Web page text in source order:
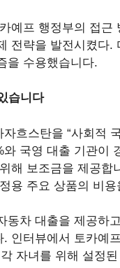
예프 행정부의 접
전략을 발전시켰다
을 수용했습니다.
습니다
흐스탄을 “사회적
와 국영 대출 기관이
해 보조금을 제공
용 주요 상품의 비
동차 대출을 제공하
인터뷰에서 토카예
자녀를 위해 설정